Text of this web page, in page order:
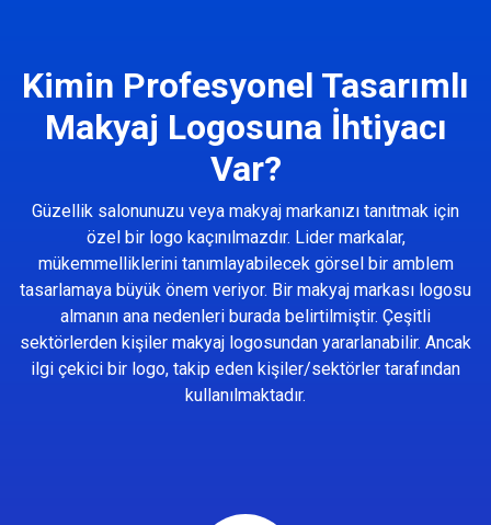
Kimin Profesyonel Tasarımlı
Makyaj Logosuna İhtiyacı
Var?
Güzellik salonunuzu veya makyaj markanızı tanıtmak için
özel bir logo kaçınılmazdır. Lider markalar,
mükemmelliklerini tanımlayabilecek görsel bir amblem
tasarlamaya büyük önem veriyor. Bir makyaj markası logosu
almanın ana nedenleri burada belirtilmiştir. Çeşitli
sektörlerden kişiler makyaj logosundan yararlanabilir. Ancak
ilgi çekici bir logo, takip eden kişiler/sektörler tarafından
kullanılmaktadır.